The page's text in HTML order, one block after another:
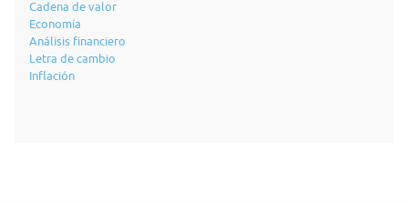
Cadena de valor
Economía
Análisis financiero
Letra de cambio
Inflación